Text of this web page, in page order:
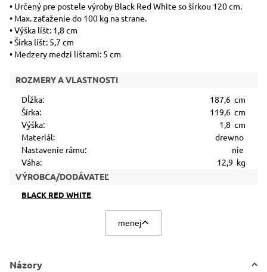
• Určený pre postele výroby Black Red White so šírkou 120 cm.
• Max. zaťaženie do 100 kg na strane.
• Výška líšt: 1,8 cm
• Šírka líšt: 5,7 cm
• Medzery medzi lištami: 5 cm
ROZMERY A VLASTNOSTI
Dĺžka:
187,6 cm
Šírka:
119,6 cm
Výška:
1,8 cm
Materiál:
drewno
Nastavenie rámu:
nie
Váha:
12,9 kg
VÝROBCA/DODÁVATEĽ
BLACK RED WHITE
menej
Názory